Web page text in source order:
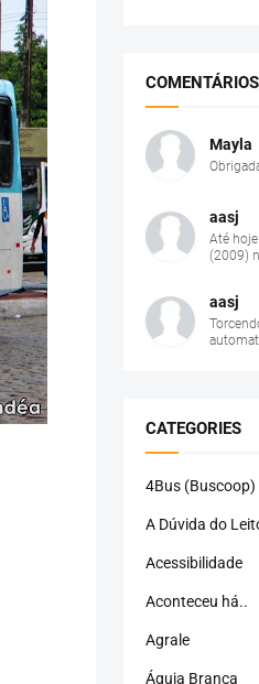
COMENTÁRIOS
Mayla
aasj
Até
(2009)
aasj
CATEGORIES
4Bus (Buscoop)
A Dúvida do
Acessibilidade
Aconteceu há..
Agrale
Águia Branca